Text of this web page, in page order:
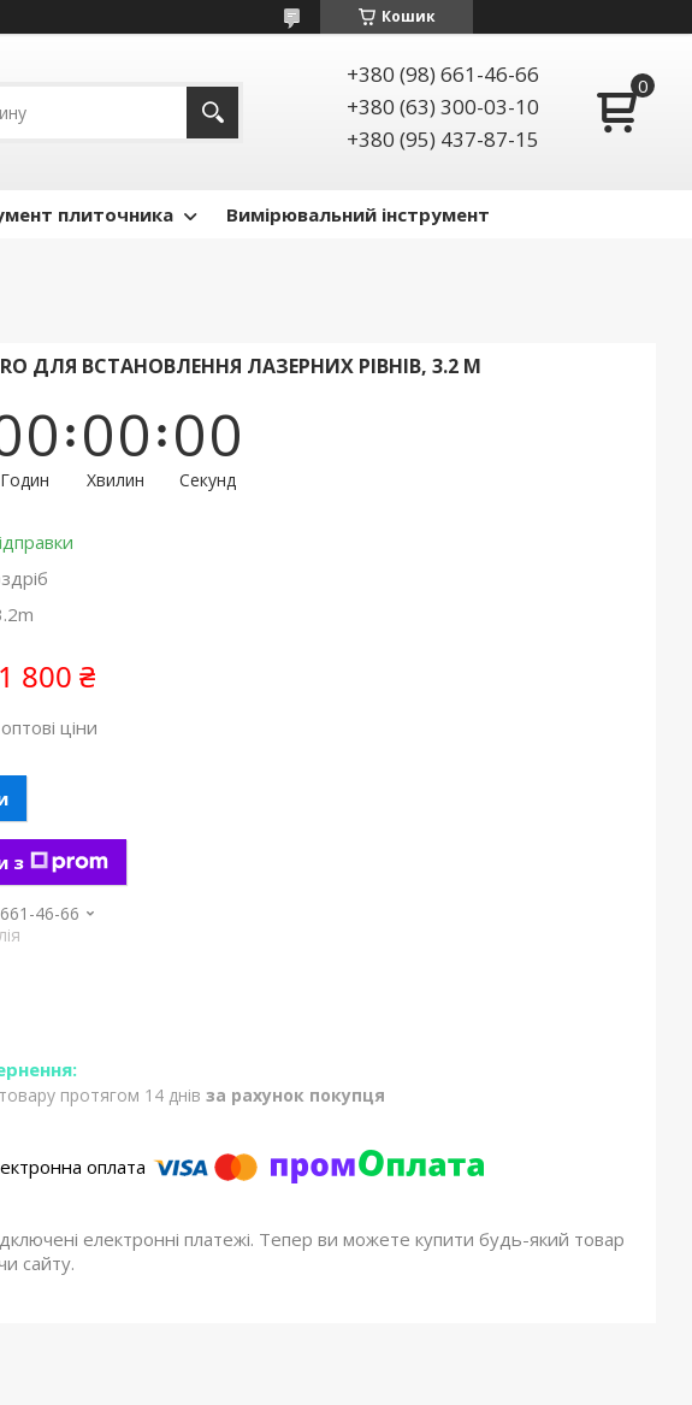
Кошик
+380 (98) 661-46-66
+380 (63) 300-03-10
+380 (95) 437-87-15
плиточника Вимірювальний інструмент
ДЛЯ ВСТАНОВЛЕННЯ ЛАЗЕРНИХ РІВНІВ, 3.2 М
0
Годин
00
Хвилин
00
Секунд
1 800 ₴
ціни
з
46-66
протягом 14 днів за рахунок покупця
електронні платежі. Тепер ви можете купити будь-який товар
сайту.